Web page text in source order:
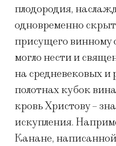
плодородия,
одновременно
присущего
могло нести и
на средневековых и
полотнах кубок
кровь Христову –
искупления.
Канане,